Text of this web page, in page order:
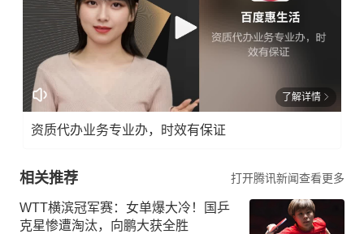
了解详情
资质代办业务专业办，时效有保证
相关推荐 打开腾讯新闻查看更多
WTT横滨冠军赛：女单爆大冷！国乒
克星惨遭淘汰，向鹏大获全胜